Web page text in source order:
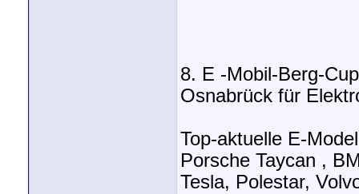
8. E -Mobil-Berg-
Osnabrück für
Top-aktuelle E-
Porsche Taycan ,
Tesla, Polestar,